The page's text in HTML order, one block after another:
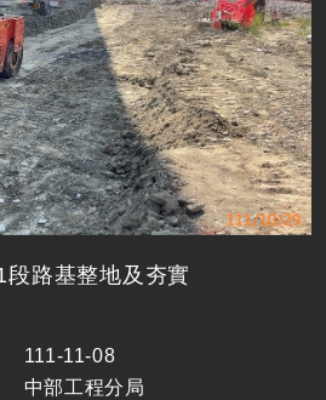
路基整地及夯實
111-11-08
中部工程分局